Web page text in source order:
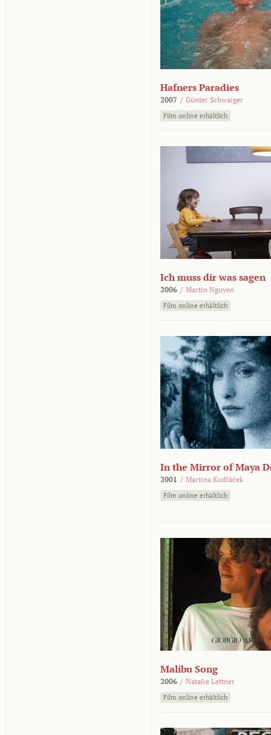
Hafners Paradies
2007 / Günter Schwaiger
Film online erhältlich
Ich muss dir was sagen
2006 / Martin Nguyen
Film online erhältlich
In the Mirror of Maya
2001 / Martina Kudláček
Film online erhältlich
Malibu Song
2006 / Natalie Lettner
Film online erhältlich